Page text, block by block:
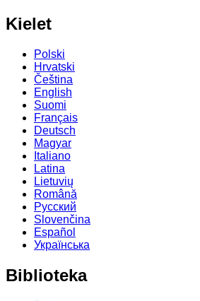
Kielet
Polski
Hrvatski
Čeština
English
Suomi
Français
Deutsch
Magyar
Italiano
Latina
Lietuvių
Română
Русский
Slovenčina
Español
Українська
Biblioteka